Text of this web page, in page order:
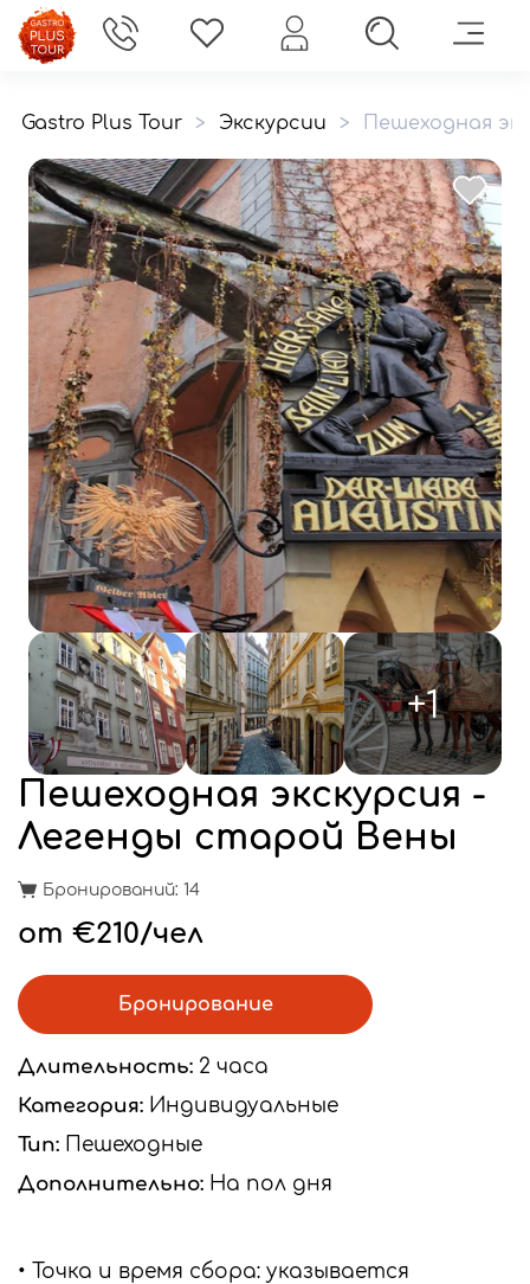
Gastro Plus Tour > Экскурсии > Пешеходная
+1
Пешеходная экскурсия -
Легенды старой Вены
Бронирований: 14
от €210/чел
Бронирование
Длительность: 2 часа
Категория: Индивидуальные
Тип: Пешеходные
Дополнительно: На пол дня
• Точка и время сбора: указывается